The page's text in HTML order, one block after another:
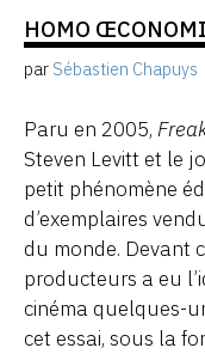
HOMO
par Sébastien Chapuys
Paru en 2005,
Steven Levitt et le
petit phénomène
d’exemplaires
du monde. Devant
producteurs a eu
cinéma quelques-
cet essai, sous la